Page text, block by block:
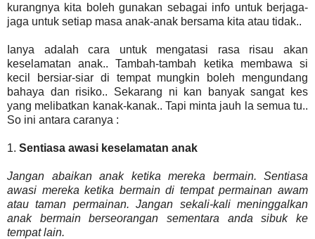
kurangnya kita boleh gunakan sebagai info untuk berjaga-
jaga untuk setiap masa anak-anak bersama kita atau tidak..
Ianya adalah cara untuk mengatasi rasa risau akan
keselamatan anak.. Tambah-tambah ketika membawa si
kecil bersiar-siar di tempat mungkin boleh mengundang
bahaya dan risiko.. Sekarang ni kan banyak sangat kes
yang melibatkan kanak-kanak.. Tapi minta jauh la semua tu..
So ini antara caranya :
1. Sentiasa awasi keselamatan anak
Jangan abaikan anak ketika mereka bermain. Sentiasa
awasi mereka ketika bermain di tempat permainan awam
atau taman permainan. Jangan sekali-kali meninggalkan
anak bermain berseorangan sementara anda sibuk ke
tempat lain.